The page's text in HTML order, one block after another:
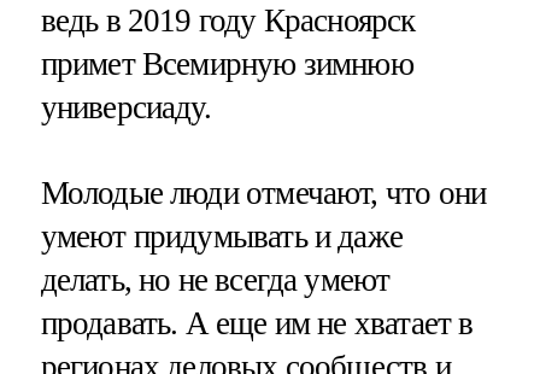
ведь в 2019 году Красноярск
примет Всемирную зимнюю
универсиаду.
Молодые люди отмечают, что они
умеют придумывать и даже
делать, но не всегда умеют
продавать. А еще им не хватает в
регионах деловых сообществ и